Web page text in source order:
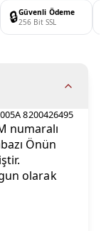
🔒Güvenli Ödeme
256 Bit SSL
8200426495
numaralı
Önün
olarak